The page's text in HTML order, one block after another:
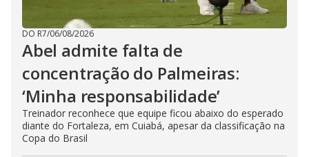
DO R7/06/08/2026
Abel admite falta de
concentração do Palmeiras:
‘Minha responsabilidade’
Treinador reconhece que equipe ficou abaixo do esperado
diante do Fortaleza, em Cuiabá, apesar da classificação na
Copa do Brasil